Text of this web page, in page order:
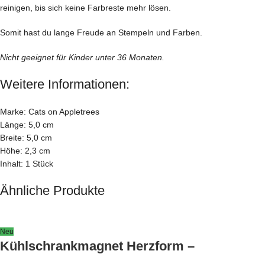
reinigen, bis sich keine Farbreste mehr lösen.
Somit hast du lange Freude an Stempeln und Farben.
Nicht geeignet für Kinder unter 36 Monaten.
Weitere Informationen:
Marke: Cats on Appletrees
Länge: 5,0 cm
Breite: 5,0 cm
Höhe: 2,3 cm
Inhalt: 1 Stück
Ähnliche Produkte
Neu
Kühlschrankmagnet Herzform –